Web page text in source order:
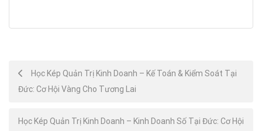
Post
navigation
Học Kép Quản Trị Kinh Doanh – Kế Toán & Kiểm Soát Tại
Đức: Cơ Hội Vàng Cho Tương Lai
Học Kép Quản Trị Kinh Doanh – Kinh Doanh Số Tại Đức: Cơ Hội